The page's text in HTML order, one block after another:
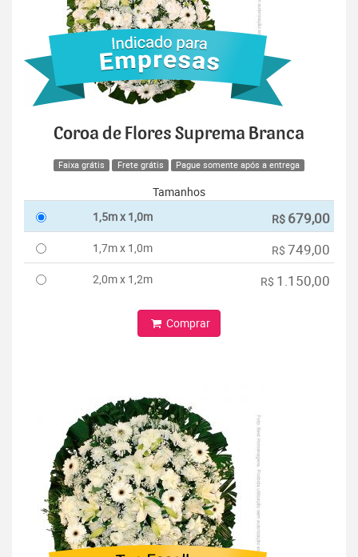
Coroa de Flores Suprema Branca
Faixa grátis Frete grátis Pague somente após a entrega
Tamanhos
1,5m x 1,0m
R$ 679,00
1,7m x 1,0m R$ 749,00
2,0m x 1,2m R$ 1.150,00
Comprar